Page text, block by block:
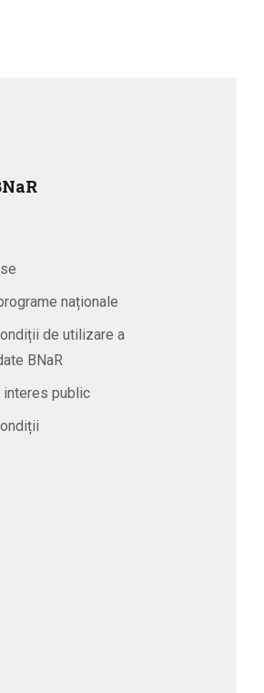
naționale
de utilizare a
BNaR
public